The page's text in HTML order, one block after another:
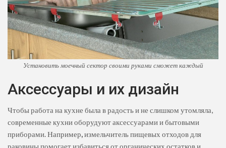
Установить моечный сектор своими руками сможет каждый
Аксессуары и их дизайн
Чтобы работа на кухне была в радость и не слишком утомляла,
современные кухни оборудуют аксессуарами и бытовыми
приборами. Например,измельчитель пищевых отходов для